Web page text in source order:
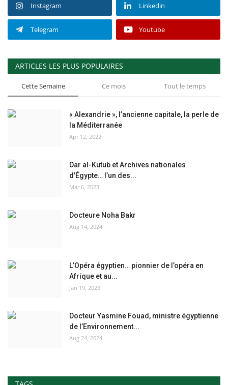
Instagram Linkedin
Telegram Youtube
ARTICLES LES PLUS POPULAIRES
Cette Semaine Ce mois Tout le temps
« Alexandrie », l’ancienne capitale, la perle de
la Méditerranée
Apr 12, 2022
Dar al-Kutub et Archives nationales
d'Égypte… l’un des...
Mar 6, 2023
Docteure Noha Bakr
Aug 14, 2024
L’Opéra égyptien… pionnier de l’opéra en
Afrique et au...
Jan 19, 2023
Docteur Yasmine Fouad, ministre égyptienne
de l’Environnement...
Aug 24, 2024